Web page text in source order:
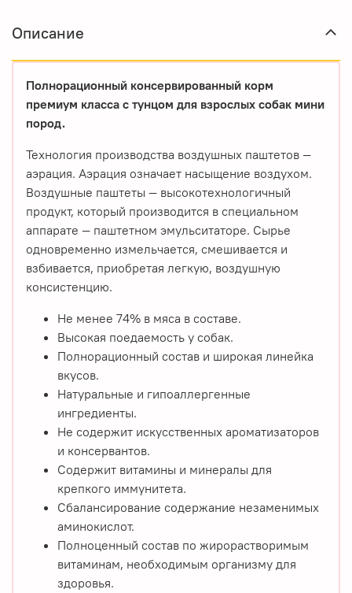
Описание
Полнорационный консервированный корм
премиум класса с тунцом для взрослых собак мини
пород.
Технология производства воздушных паштетов —
аэрация. Аэрация означает насыщение воздухом.
Воздушные паштеты — высокотехнологичный
продукт, который производится в специальном
аппарате — паштетном эмульситаторе. Сырье
одновременно измельчается, смешивается и
взбивается, приоб­ретая легкую, воздушную
консистенцию.
Не менее 74% в мяса в составе.
Высокая поедаемость у собак.
Полнорационный состав и широкая линейка
вкусов.
Натуральные и гипоаллергенные
ингредиенты.
Не содержит искусственных ароматизаторов
и консервантов.
Содержит витамины и минералы для
крепкого иммунитета.
Сбалансирование содержание незаменимых
аминокислот.
Полноценный состав по жирорастворимым
витаминам, необходимым организму для
здоровья.